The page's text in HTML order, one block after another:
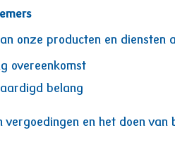
onze producten en diensten
overeenkomst
belang
vergoedingen en het doen van